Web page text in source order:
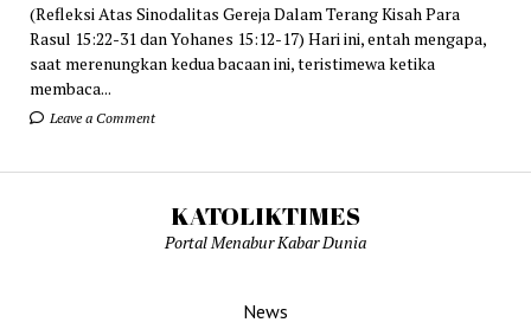
(Refleksi Atas Sinodalitas Gereja Dalam Terang Kisah Para
Rasul 15:22-31 dan Yohanes 15:12-17) Hari ini, entah mengapa,
saat merenungkan kedua bacaan ini, teristimewa ketika
membaca...
Leave a Comment
KATOLIKTIMES
Portal Menabur Kabar Dunia
News